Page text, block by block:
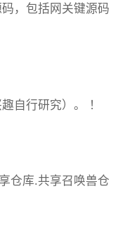
，包括网关键源码
自行研究）。 ！
仓库.共享召唤兽仓